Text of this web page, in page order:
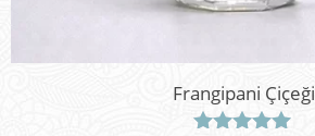
Frangipani Çiçeği